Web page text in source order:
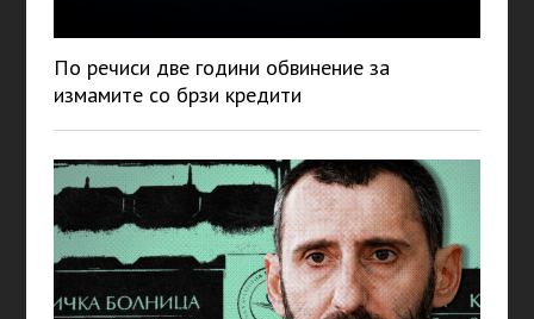
По речиси две години обвинение за
измамите со брзи кредити